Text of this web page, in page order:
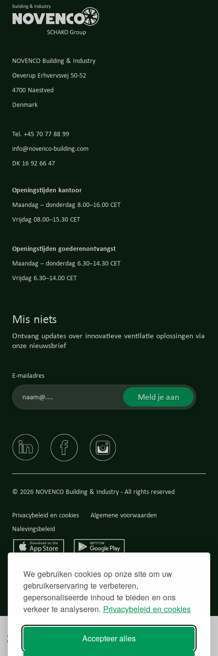
We gebruiken cookies op onze site om uw
gebruikerservaring te verbeteren,
gepersonaliseerde inhoud te bieden en ons
verkeer te analyseren. Privacybeleid en cookies
Accepteer alles
Mis niets
Ontvang updates over innovatieve ventilatie oplossingen via
onze nieuwsbrief
E-mailadres
Meld je aan
NOVENCO Building & Industry
Oeverup Erhvervsvej 50-52
4700 Naestved
Denmark
Tel. +45 70 77 88 99
info@novenco-building.com
DK 16 92 66 47
Openingstijden kantoor
Maandag – donderdag 8.00–16.00 CET
Vrijdag 08.00–15.30 CET
Openingstijden goederenontvangst
Maandag – donderdag 6.30–14.30 CET
Vrijdag 6.30–14.00 CET
© 2026 NOVENCO Building & Industry - All rights reserved
Privacybeleid en cookies
Algemene voorwaarden
Nalevingsbeleid
Back to top